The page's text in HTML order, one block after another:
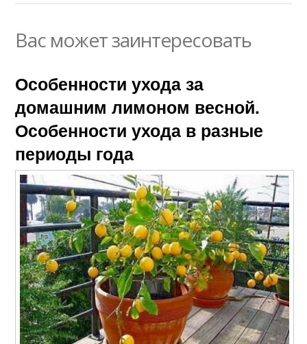
Вас может заинтересовать
Особенности ухода за
домашним лимоном весной.
Особенности ухода в разные
периоды года